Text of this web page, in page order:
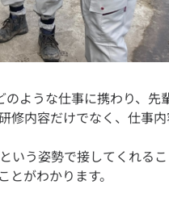
ような仕事に携わり、先
修内容だけでなく、仕事
いう姿勢で接してくれる